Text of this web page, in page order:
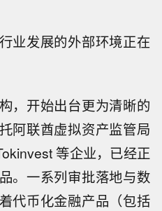
业发展的外部环境正在
，开始出台更为清晰的
阿联酋虚拟资产监管局
等企业，已经正
。一系列审批落地与数
代币化金融产品（包括